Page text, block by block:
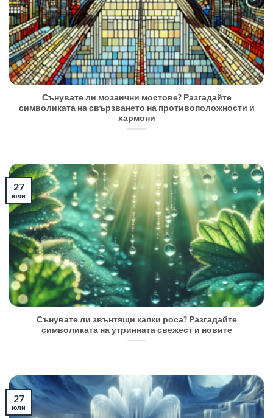
Сънувате ли мозаични мостове? Разгадайте
символиката на свързването на противоположности и
хармони
Сънувате ли звънтящи капки роса? Разгадайте
символиката на утринната свежест и новите
27
юли
27
юли